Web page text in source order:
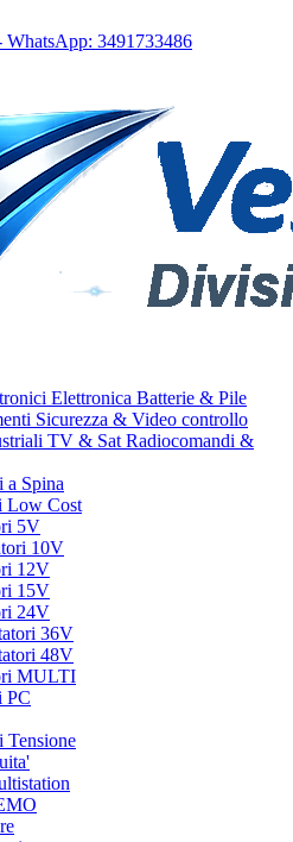
3491733486
Elettronica Batterie & Pile
Sicurezza & Video controllo
TV & Sat Radiocomandi &
Spina
Low Cost
5V
10V
12V
15V
24V
36V
48V
MULTI
PC
Tensione